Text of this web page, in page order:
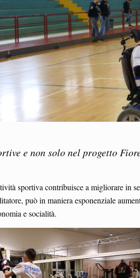
e non solo nel progetto
sportiva contribuisce a migliorare in
può in maniera esponenziale
e socialità.